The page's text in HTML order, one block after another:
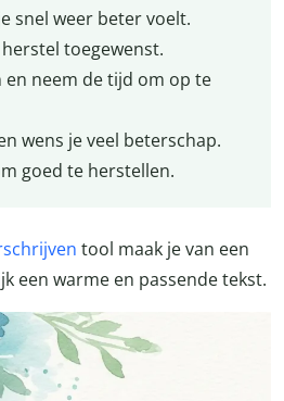
snel weer beter voelt.
toegewenst.
en neem de tijd om op te
wens je veel beterschap.
goed te herstellen.
tool maak je van een
een warme en passende tekst.